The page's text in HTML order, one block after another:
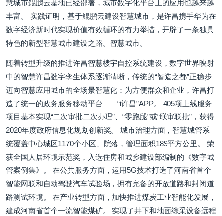
慧城市鲲鹏云基地已经部署，城市数字化平台上的应用也越来越
丰富。 实践证明，基于鲲鹏云建设智慧城市，是许昌携手华为在
数字经济新时代实现价值有效循环的有力举措，开辟了一条独具
特色的新型智慧城市建设之路。智慧城市。
随着转型升级的推进许昌智慧楼宇自控系统建设，数字世界映射
中的智慧许昌数字孪生体系逐渐清晰，传统的“智造之都”正稳步
迈向智慧应用城市的全场景智慧化：为方便群众和企业，许昌打
造了统一的政务服务移动平台——“i许昌”APP。 405项上线服务
项目基本实现“二次审批二次办理”、“零跑腿”或“联审联批”，获得
2020年度政府信息化规划创新奖。 城市治理方面，智慧城管系
统覆盖中心城区1170个小区、院落，管理面积189平方公里。 荣
获全国人居环境示范奖，入选住房和城乡建设部编制的《数字城
管案例集》。 在公共服务方面，运用5G技术打造了河南省首个
智能网联和自动驾驶汽车试验场，拥有完备的开放道路和封闭道
路测试环境。 在产业转型方面，加快推进煤炭工业智能化发展，
建成河南省首个一流智能煤矿。 实现了井下和地面综采设备远程